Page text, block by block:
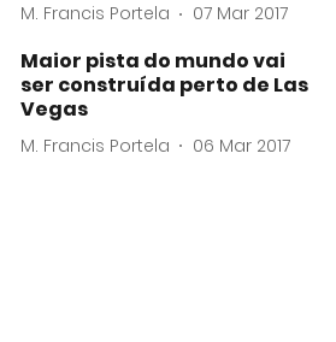
M. Francis Portela 07 Mar 2017
Maior pista do mundo vai
ser construída perto de Las
Vegas
M. Francis Portela 06 Mar 2017